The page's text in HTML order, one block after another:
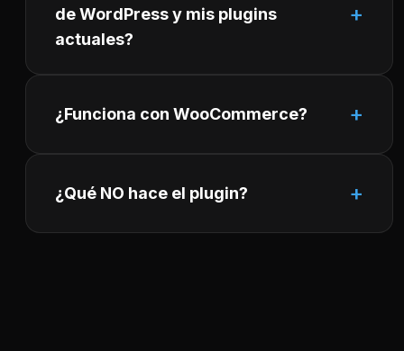
de WordPress y mis plugins
actuales?
¿Funciona con WooCommerce?
¿Qué NO hace el plugin?